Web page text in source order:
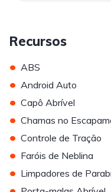
Recursos
• ABS
• Android Auto
• Capô Abrível
• Chamas no
• Controle de Tração
• Faróis de Neblina
• Limpadores de